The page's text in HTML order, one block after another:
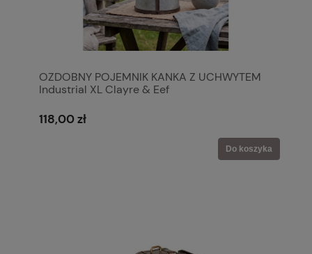
OZDOBNY POJEMNIK KANKA Z UCHWYTEM
Industrial XL Clayre & Eef
118,00 zł
Do koszyka